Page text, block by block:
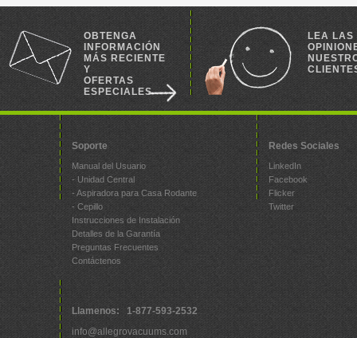
OBTENGA
INFORMACIÓN
MÁS RECIENTE
Y
OFERTAS
ESPECIALES
LEA LAS
Soporte
Manual del Usuario
- Unidad Central
- Aspiradora para Casa Rodante
- Cepillo
Instrucciones de Instalación
Detalles de la Garantía
Preguntas Frecuentes
Contáctenos
Redes Sociales
LinkedIn
Facebook
Flicker
Twitter
Llamenos: 1-877-593-2532
info@allegrovacuums.com